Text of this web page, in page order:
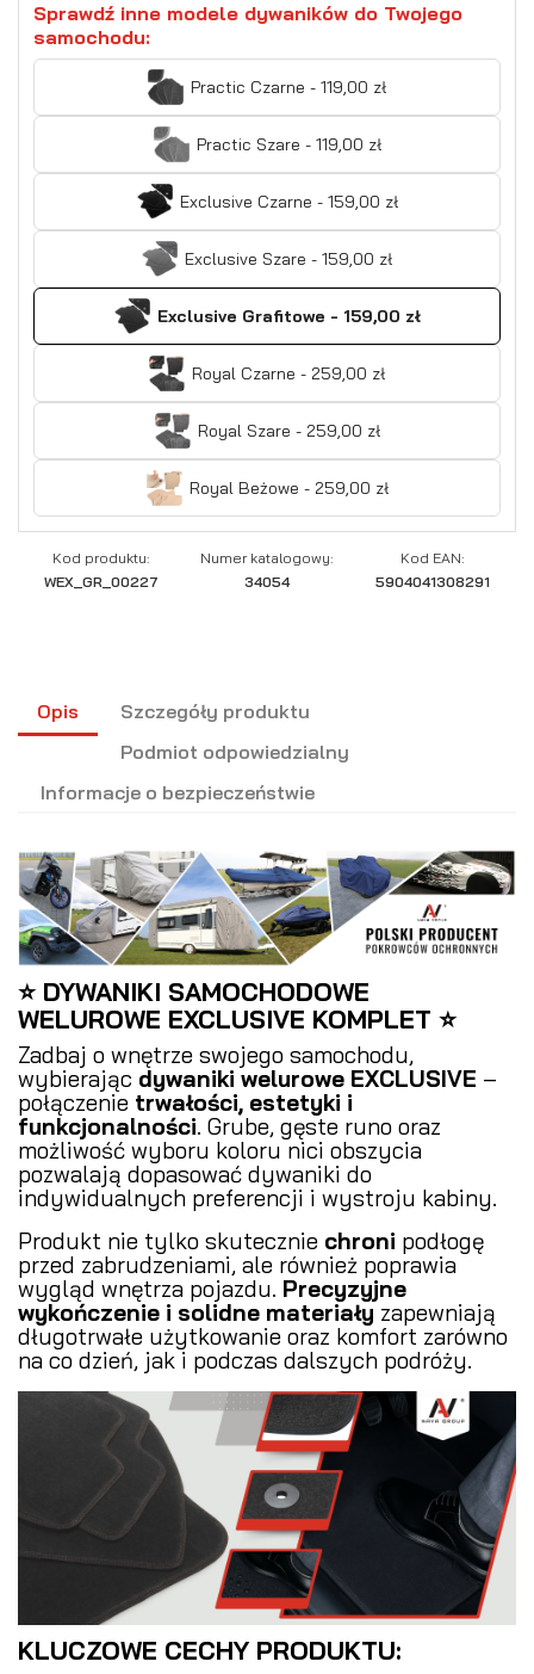
Sprawdź inne modele dywaników do Twojego
samochodu:
Practic Czarne - 119,00 zł
Practic Szare - 119,00 zł
Exclusive Czarne - 159,00 zł
Exclusive Szare - 159,00 zł
Exclusive Grafitowe - 159,00 zł
Royal Czarne - 259,00 zł
Royal Szare - 259,00 zł
Royal Beżowe - 259,00 zł
Kod produktu:
WEX_GR_00227
Numer katalogowy:
34054
Kod EAN:
5904041308291
Opis
Szczegóły produktu
Podmiot odpowiedzialny
Informacje o bezpieczeństwie
⭐ DYWANIKI SAMOCHODOWE
WELUROWE EXCLUSIVE KOMPLET ⭐
Zadbaj o wnętrze swojego samochodu,
wybierając dywaniki welurowe EXCLUSIVE –
połączenie trwałości, estetyki i
funkcjonalności. Grube, gęste runo oraz
możliwość wyboru koloru nici obszycia
pozwalają dopasować dywaniki do
indywidualnych preferencji i wystroju kabiny.
Produkt nie tylko skutecznie chroni podłogę
przed zabrudzeniami, ale również poprawia
wygląd wnętrza pojazdu. Precyzyjne
wykończenie i solidne materiały zapewniają
długotrwałe użytkowanie oraz komfort zarówno
na co dzień, jak i podczas dalszych podróży.
KLUCZOWE CECHY PRODUKTU: